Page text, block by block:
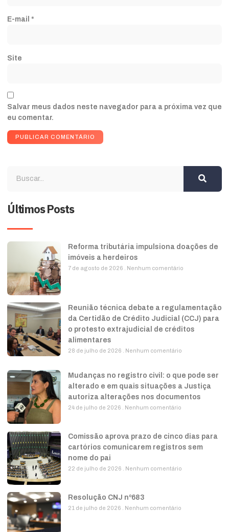
E-mail *
Site
Salvar meus dados neste navegador para a próxima vez que
eu comentar.
Últimos Posts
Reforma tributária impulsiona doações de
imóveis a herdeiros
7 de agosto de 2026 Nenhum comentário
Reunião técnica debate a regulamentação
da Certidão de Crédito Judicial (CCJ) para
o protesto extrajudicial de créditos
alimentares
28 de julho de 2026 Nenhum comentário
Mudanças no registro civil: o que pode ser
alterado e em quais situações a Justiça
autoriza alterações nos documentos
24 de julho de 2026 Nenhum comentário
Comissão aprova prazo de cinco dias para
cartórios comunicarem registros sem
nome do pai
22 de julho de 2026 Nenhum comentário
Resolução CNJ nº683
21 de julho de 2026 Nenhum comentário